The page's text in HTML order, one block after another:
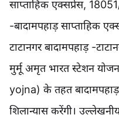
साप्ताहिक एक्सप्रेस,
-बादामपहाड़ साप्ताहिक
टाटानगर बादामपहाड़ -
मुर्मू अमृत भारत स्टेशन
yojna) के तहत
शिलान्यास करेंगी।